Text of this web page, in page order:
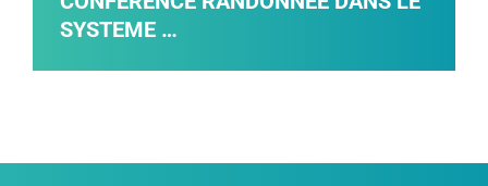
SYSTEME …